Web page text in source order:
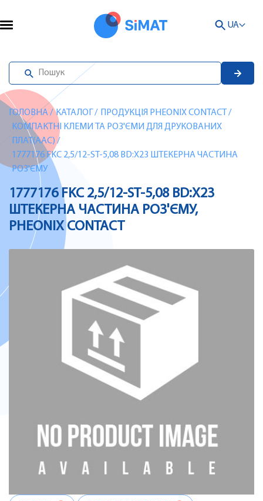
UA
ГОЛОВНА/ КАТАЛОГ / ПРОДУКЦІЯ PHEONIX CONTACT /
КОМПАКТНІ КЛЕМИ ТА РОЗ'ЄМИ ДЛЯ ДРУКОВАНИХ
ПЛАТ(AAC) /
1777176 FKC 2,5/12-ST-5,08 BD:X23 ШТЕКЕРНА ЧАСТИНА
РОЗ'ЄМУ
1777176 FKC 2,5/12-ST-5,08 BD:X23
ШТЕКЕРНА ЧАСТИНА РОЗ'ЄМУ,
PHEONIX CONTACT